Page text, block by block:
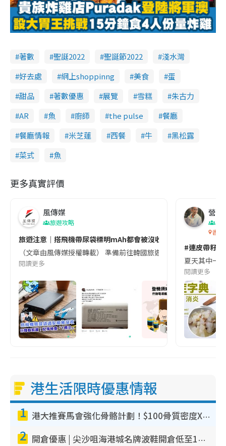
l
a
y
V
i
d
著數 聖誕2022 聖誕節2022
淺水灣
好去處
網上shoppinng 美食
蛋
甜品
著數優惠 展覽 雪糕
朱古力
AR
魚 廚師 the pulse
餐廳
餐廳情報
米芝蓮 西餐 牛
黑松露
菜式
魚
更多真實評價
風傳媒
旅遊攻略
旅遊注意｜搭飛機帶尿袋標明mAh都會被沒收😱出發前切記檢查
（文章由風傳媒授權轉載） 準備前往韓國旅遊的民眾，近期要
閱讀更多
營養
香港
#連皮帶籽
夏天其中一
閱讀更多
港生活限時優惠情報
1 港大推賽馬會強化骨骼計劃！$100骨質密度X光檢查 完成免費運動訓練送超市禮券！附參加資格
2 開倉優惠 | 尖沙咀海港城名牌波鞋開倉低至1折！On鞋$899起／Joy&Peace鞋履$98起